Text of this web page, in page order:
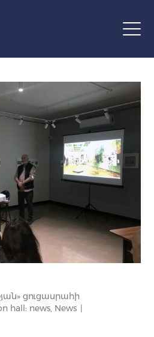
ցուցասրահի
hall: news, News